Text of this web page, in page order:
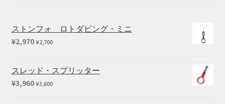
ストンフォ ロトダビング・ミニ
¥2,970 ¥2,700
スレッド・スプリッター
¥3,960 ¥3,600